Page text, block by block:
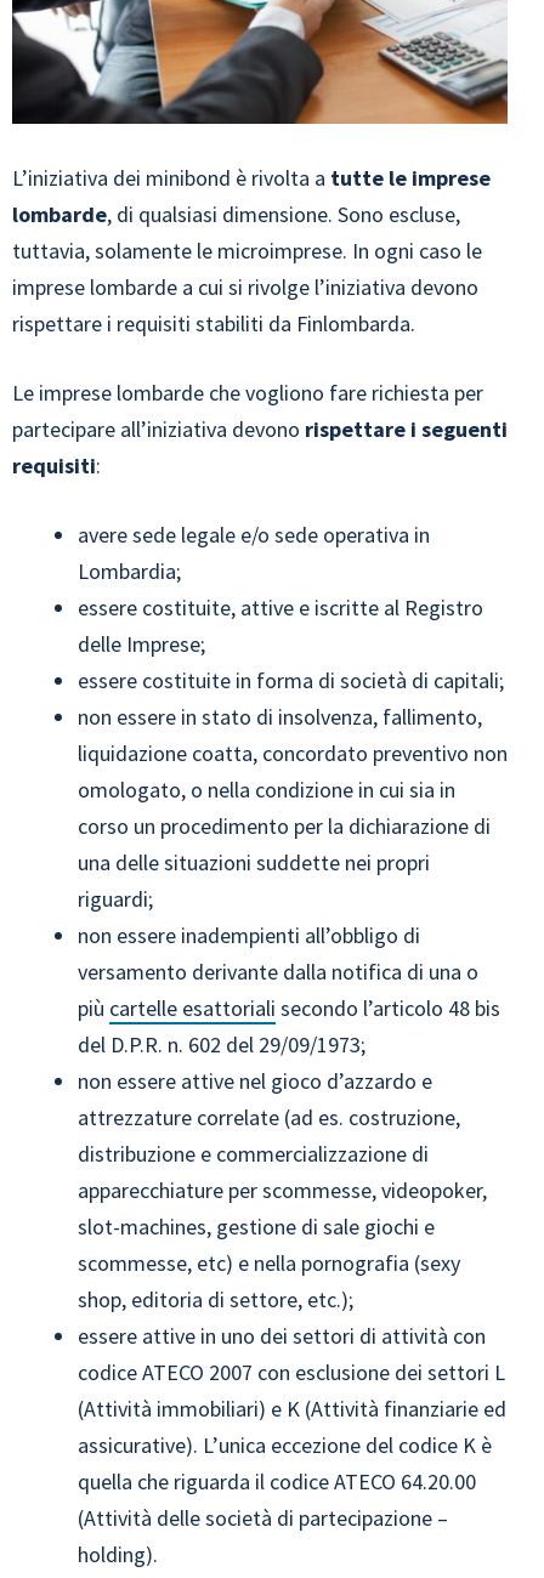
L’iniziativa dei minibond è rivolta a tutte le imprese
lombarde, di qualsiasi dimensione. Sono escluse,
tuttavia, solamente le microimprese. In ogni caso le
imprese lombarde a cui si rivolge l’iniziativa devono
rispettare i requisiti stabiliti da Finlombarda.
Le imprese lombarde che vogliono fare richiesta per
partecipare all’iniziativa devono rispettare i seguenti
requisiti:
avere sede legale e/o sede operativa in
Lombardia;
essere costituite, attive e iscritte al Registro
delle Imprese;
essere costituite in forma di società di capitali;
non essere in stato di insolvenza, fallimento,
liquidazione coatta, concordato preventivo non
omologato, o nella condizione in cui sia in
corso un procedimento per la dichiarazione di
una delle situazioni suddette nei propri
riguardi;
non essere inadempienti all’obbligo di
versamento derivante dalla notifica di una o
più cartelle esattoriali secondo l’articolo 48 bis
del D.P.R. n. 602 del 29/09/1973;
non essere attive nel gioco d’azzardo e
attrezzature correlate (ad es. costruzione,
distribuzione e commercializzazione di
apparecchiature per scommesse, videopoker,
slot-machines, gestione di sale giochi e
scommesse, etc) e nella pornografia (sexy
shop, editoria di settore, etc.);
essere attive in uno dei settori di attività con
codice ATECO 2007 con esclusione dei settori L
(Attività immobiliari) e K (Attività finanziarie ed
assicurative). L’unica eccezione del codice K è
quella che riguarda il codice ATECO 64.20.00
(Attività delle società di partecipazione –
holding).